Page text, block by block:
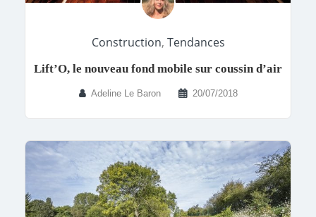
Construction, Tendances
Lift’O, le nouveau fond mobile sur coussin d’air
Adeline Le Baron 20/07/2018